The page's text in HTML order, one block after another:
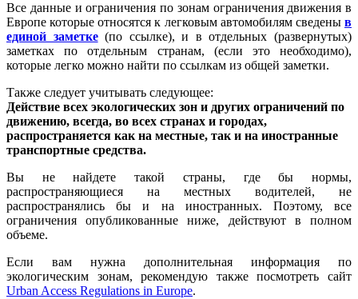
Все данные и ограничения по зонам ограничения движения в
Европе которые относятся к легковым автомобилям сведены в
единой заметке(по ссылке), и в отдельных (развернутых)
заметках по отдельным странам, (если это необходимо),
которые легко можно найти по ссылкам из общей заметки.
Также следует учитывать следующее:
Действие всех экологических зон и других ограничений по
движению, всегда, во всех странах и городах,
распространяется как на местные, так и на иностранные
транспортные средства.
Вы не найдете такой страны, где бы нормы,
распространяющиеся на местных водителей, не
распространялись бы и на иностранных. Поэтому, все
ограничения опубликованные ниже, действуют в полном
объеме.
Если вам нужна дополнительная информация по
экологическим зонам, рекомендую также посмотреть сайт
Urban Access Regulations in Europe.